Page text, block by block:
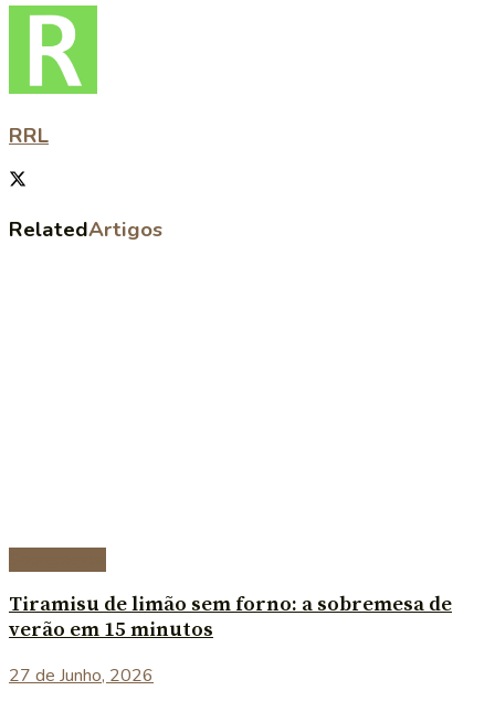
RRL
RelatedArtigos
Tiramisu de limão sem forno: a sobremesa de
verão em 15 minutos
27 de Junho, 2026